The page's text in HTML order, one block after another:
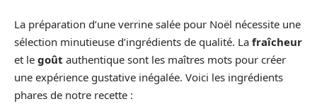
La préparation d’une verrine salée pour Noël nécessite une
sélection minutieuse d’ingrédients de qualité. La fraîcheur
et le goût authentique sont les maîtres mots pour créer
une expérience gustative inégalée. Voici les ingrédients
phares de notre recette :